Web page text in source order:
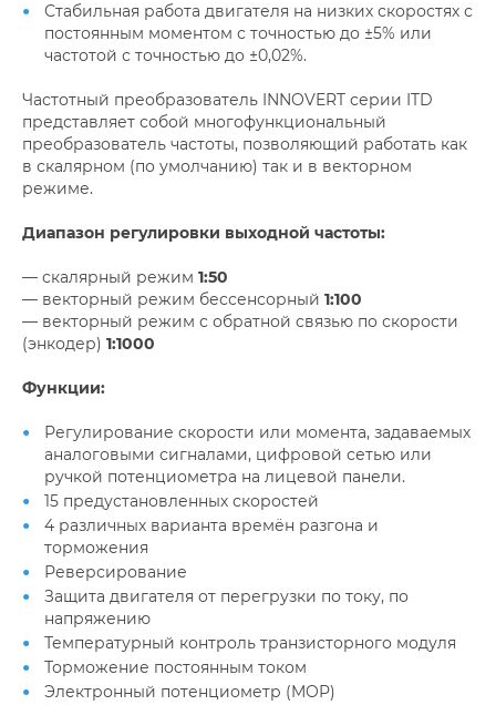
Стабильная работа двигателя на низких скоростях с
постоянным моментом с точностью до ±5% или
частотой с точностью до ±0,02%.
Частотный преобразователь INNOVERT серии ITD
представляет собой многофункциональный
преобразователь частоты, позволяющий работать как
в скалярном (по умолчанию) так и в векторном
режиме.
Диапазон регулировки выходной частоты:
— скалярный режим 1:50
— векторный режим бессенсорный 1:100
— векторный режим с обратной связью по скорости
(энкодер) 1:1000
Функции:
Регулирование скорости или момента, задаваемых
аналоговыми сигналами, цифровой сетью или
ручкой потенциометра на лицевой панели.
15 предустановленных скоростей
4 различных варианта времён разгона и
торможения
Реверсирование
Защита двигателя от перегрузки по току, по
напряжению
Температурный контроль транзисторного модуля
Торможение постоянным током
Электронный потенциометр (MOP)